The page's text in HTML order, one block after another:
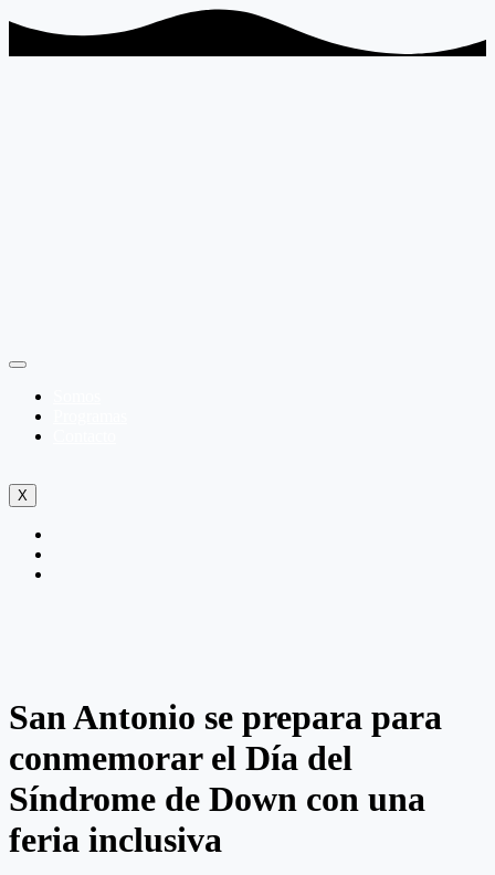
X
San Antonio se prepara para
conmemorar el Día del
Síndrome de Down con una
feria inclusiva